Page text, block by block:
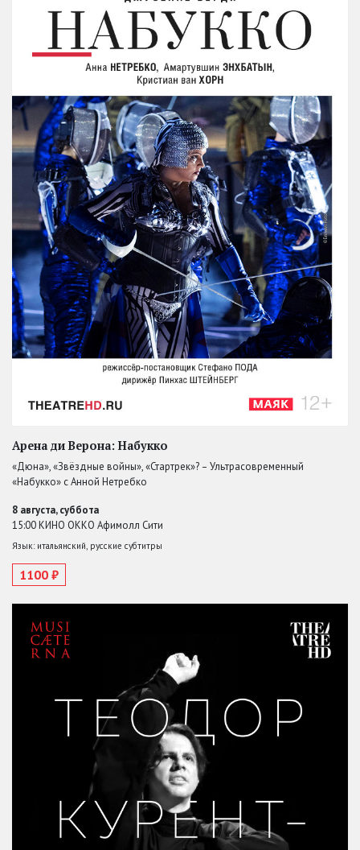
Арена ди Верона: Набукко
«Дюна», «Звёздные войны», «Стартрек»? – Ультрасовременный
«Набукко» с Анной Нетребко
8 августа, суббота
15:00 КИНО ОККО Афимолл Сити
Язык: итальянский, русские субтитры
1100 ₽